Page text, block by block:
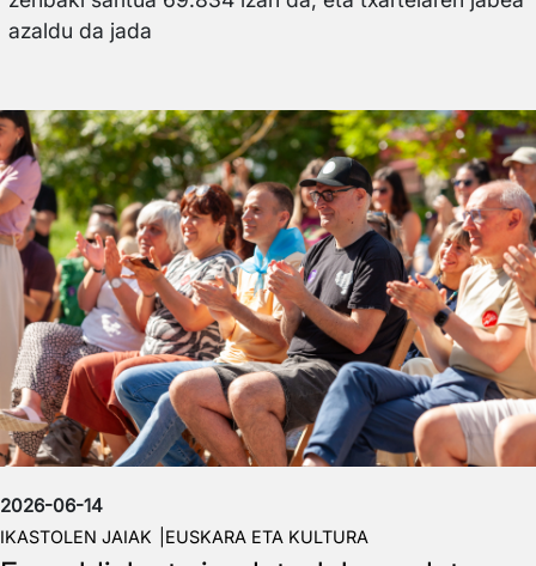
azaldu da jada
Irudia
2026-06-14
IKASTOLEN JAIAK EUSKARA ETA KULTURA